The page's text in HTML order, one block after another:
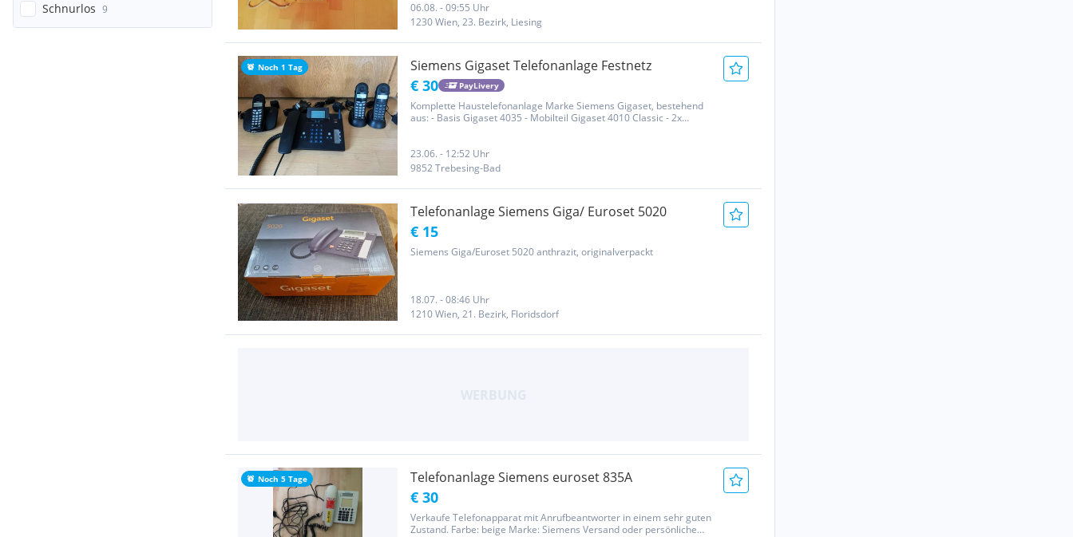
Schnurlos 9
06.08. - 09:55 Uhr
1230 Wien, 23. Bezirk, Liesing
Noch 1 Tag Siemens Gigaset Telefonanlage Festnetz
€ 30 PayLivery
Komplette Haustelefonanlage Marke Siemens Gigaset, bestehend
aus: - Basis Gigaset 4035 - Mobilteil Gigaset 4010 Classic - 2x
23.06. - 12:52 Uhr
9852 Trebesing-Bad
Telefonanlage Siemens Giga/ Euroset 5020
€ 15
Siemens Giga/Euroset 5020 anthrazit, originalverpackt
18.07. - 08:46 Uhr
1210 Wien, 21. Bezirk, Floridsdorf
Noch 5 Tage Telefonanlage Siemens euroset 835A
€ 30
Verkaufe Telefonapparat mit Anrufbeantworter in einem sehr guten
Zustand. Farbe: beige Marke: Siemens Versand oder persönliche